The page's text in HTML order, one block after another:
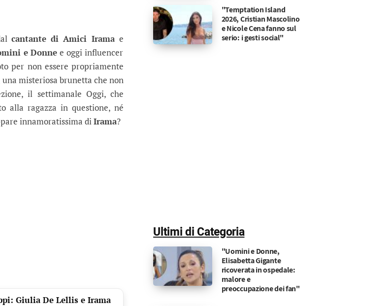
già tradito Giulia? Avvistato con una mora che…
è partita in quinta ma potrebbe subire già uno stop a causa dell'infedeltà di lui
cantante di Amici Irama e
e Donne e oggi influencer
per non essere propriamente
misteriosa brunetta che non
il settimanale Oggi, che
alla ragazza in questione, né
innamoratissima diIrama?
Giulia De Lellis e Irama
"Temptation Island
2026, Cristian Mascolino
e Nicole Cena fanno sul
serio: i gesti social"
Ultimi di Categoria
"Uomini e Donne,
Elisabetta Gigante
ricoverata in ospedale:
malore e
preoccupazione dei fan"